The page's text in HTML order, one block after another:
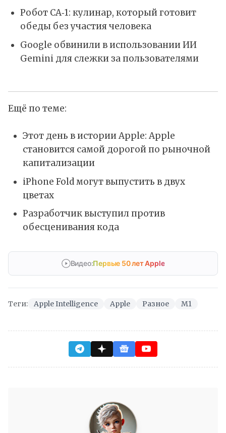
Робот CA‑1: кулинар, который готовит
обеды без участия человека
Google обвинили в использовании ИИ
Gemini для слежки за пользователями
Ещё по теме:
Этот день в истории Apple: Apple
становится самой дорогой по рыночной
капитализации
iPhone Fold могут выпустить в двух
цветах
Разработчик выступил против
обесценивания кода
Видео:Первые 50 лет Apple
Теги: Apple Intelligence Apple Разное M1